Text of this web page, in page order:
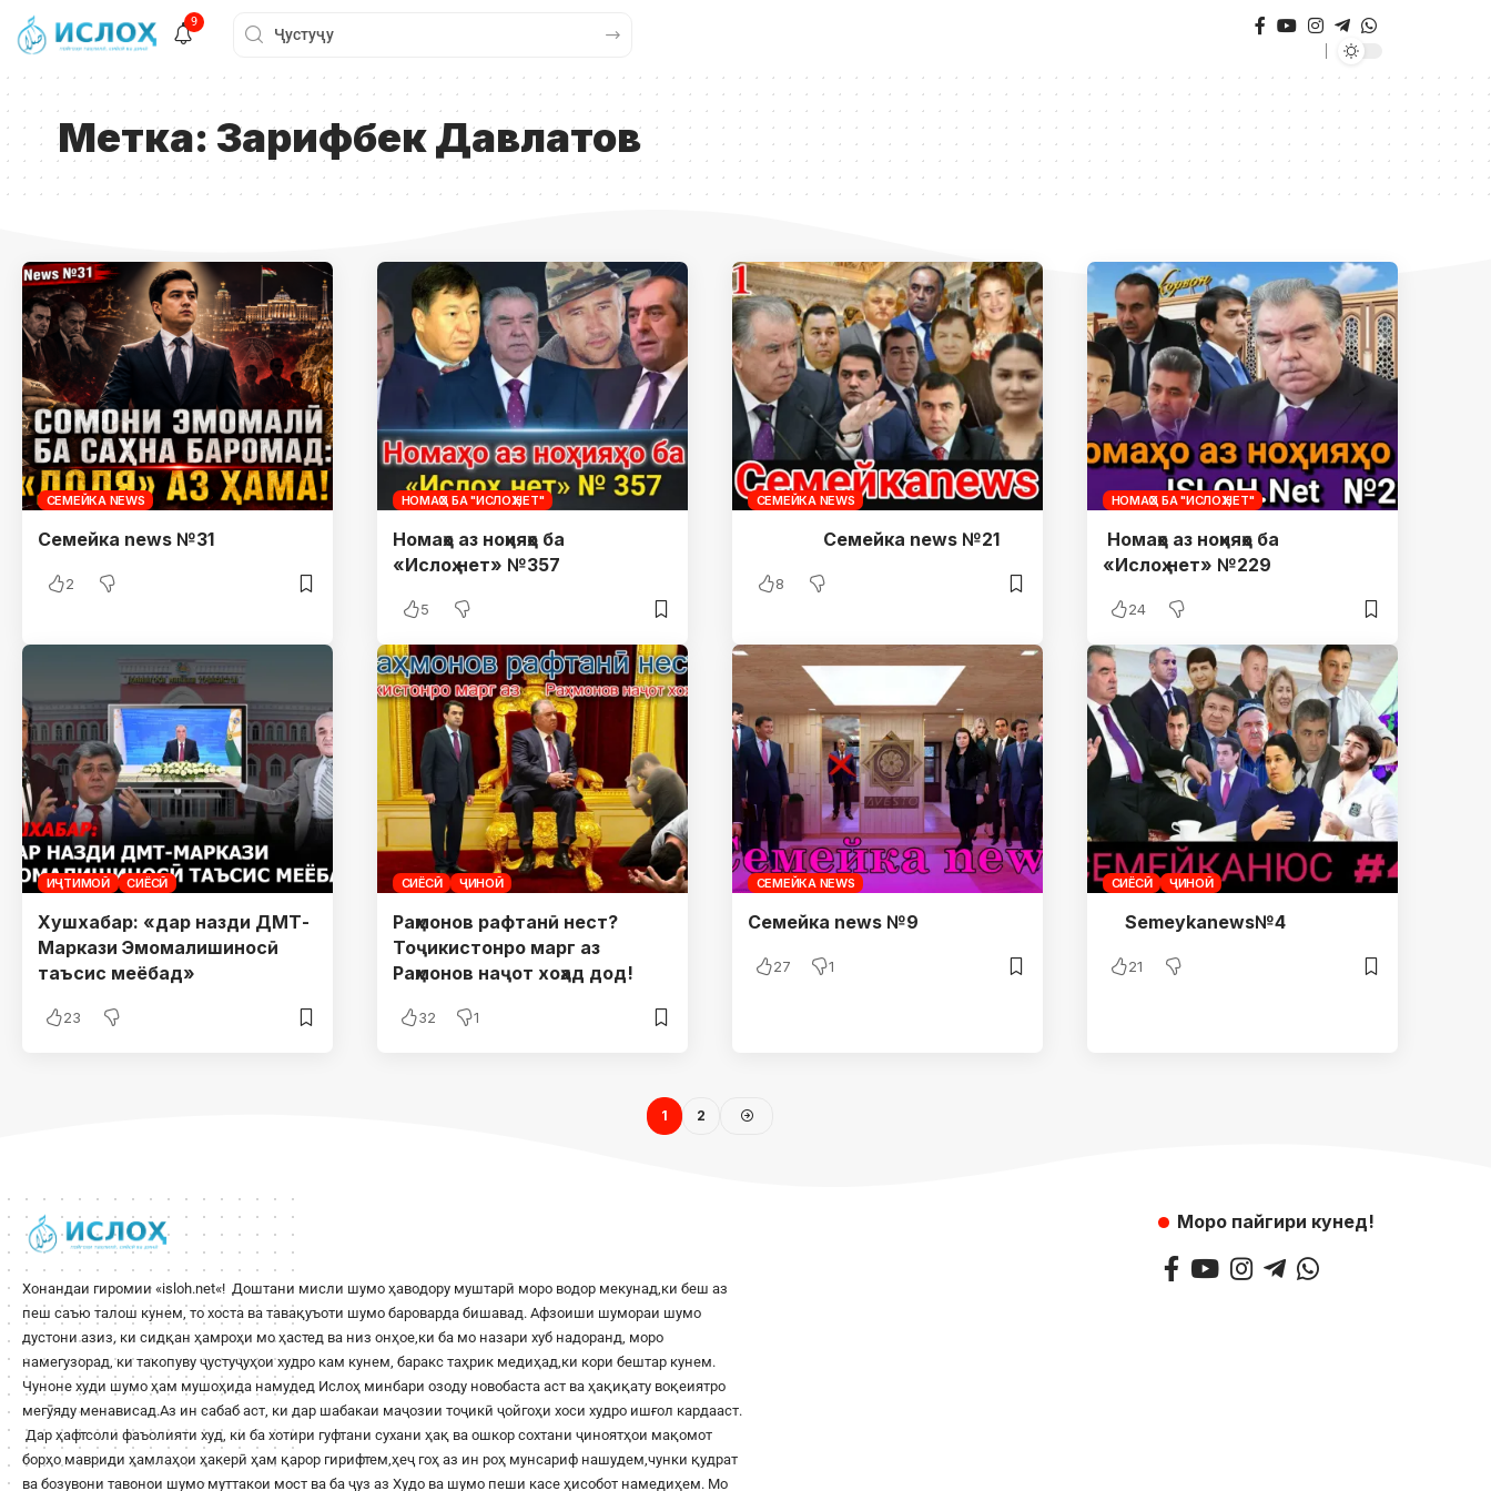
9
Метка:Зарифбек Давлатов
СЕМЕЙКА NEWS
Семейка news №31
2
НОМАҲО БА "ИСЛОҲ.НЕТ"
Номаҳо аз ноҳияҳо ба
«Ислоҳ.нет» №357
5
СЕМЕЙКА NEWS
Семейка news №21
8
НОМАҲО БА "ИСЛОҲ.НЕТ"
Номаҳо аз ноҳияҳо ба
«Ислоҳ.нет» №229
24
ИҶТИМОӢ СИЁСӢ
Хушхабар: «дар назди ДМТ-
Маркази Эмомалишиносӣ
таъсис меёбад»
23
СИЁСӢ ҶИНОӢ
Раҳмонов рафтанӣ нест?
Тоҷикистонро марг аз
Раҳмонов наҷот хоҳад дод!
32 1
СЕМЕЙКА NEWS
Семейка news №9
27 1
СИЁСӢ ҶИНОӢ
Semeykanews№4
21
1 2
Хонандаи гиромии «isloh.net«! Доштани мисли шумо ҳаводору муштарӣ моро водор мекунад,ки беш аз
пеш саъю талош кунем, то хоста ва тавақуъоти шумо бароварда бишавад. Афзоиши шумораи шумо
дустони азиз, ки сидқан ҳамроҳи мо ҳастед ва низ онҳое,ки ба мо назари хуб надоранд, моро
намегузорад, ки такопуву ҷустуҷуҳои худро кам кунем, баракс таҳрик медиҳад,ки кори бештар кунем.
Чуноне худи шумо ҳам мушоҳида намудед Ислоҳ минбари озоду новобаста аст ва ҳақиқату воқеиятро
мегӯяду менависад.Аз ин сабаб аст, ки дар шабакаи маҷозии тоҷикӣ ҷойгоҳи хоси худро ишғол кардааст.
Дар ҳафтсоли фаъолияти худ, ки ба хотири гуфтани сухани ҳақ ва ошкор сохтани ҷиноятҳои мақомот
борҳо мавриди ҳамлаҳои ҳакерӣ ҳам қарор гирифтем,ҳеҷ гоҳ аз ин роҳ мунсариф нашудем,чунки қудрат
ва бозувони тавонои шумо муттакои мост ва ба ҷуз аз Худо ва шумо пеши касе ҳисобот намедиҳем. Мо
Моро пайгири кунед!